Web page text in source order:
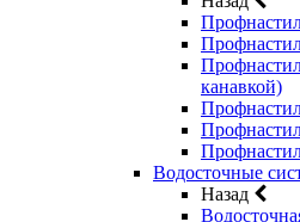
канавкой)
Водосточные
Назад